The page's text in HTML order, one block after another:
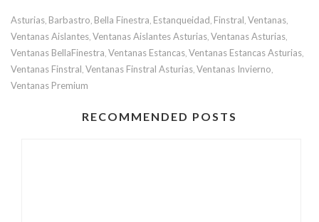
Asturias, Barbastro, Bella Finestra, Estanqueidad, Finstral, Ventanas,
Ventanas Aislantes, Ventanas Aislantes Asturias, Ventanas Asturias,
Ventanas BellaFinestra, Ventanas Estancas, Ventanas Estancas Asturias,
Ventanas Finstral, Ventanas Finstral Asturias, Ventanas Invierno,
Ventanas Premium
RECOMMENDED POSTS